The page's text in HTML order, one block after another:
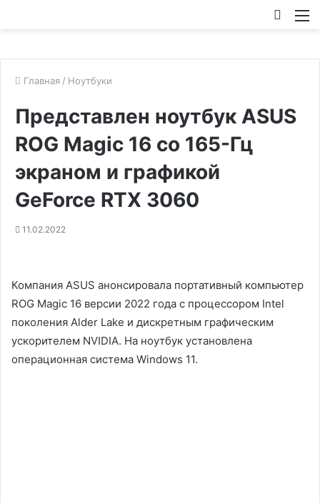
Главная / Ноутбуки
Представлен ноутбук ASUS
ROG Magic 16 со 165-Гц
экраном и графикой
GeForce RTX 3060
11.02.2022
Компания ASUS анонсировала портативный компьютер
ROG Magic 16 версии 2022 года с процессором Intel
поколения Alder Lake и дискретным графическим
ускорителем NVIDIA. На ноутбук установлена
операционная система Windows 11.